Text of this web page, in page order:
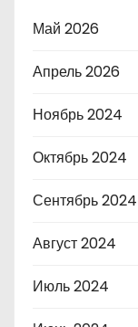
Май 2026
Апрель 2026
Ноябрь 2024
Октябрь 2024
Сентябрь 2024
Август 2024
Июль 2024